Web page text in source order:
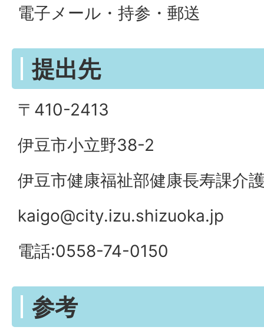
電子メール・持参・郵送
提出先
〒410-2413
伊豆市小立野38-2
伊豆市健康福祉部健康長寿課介
kaigo@city.izu.shizuoka.jp
電話:0558-74-0150
参考